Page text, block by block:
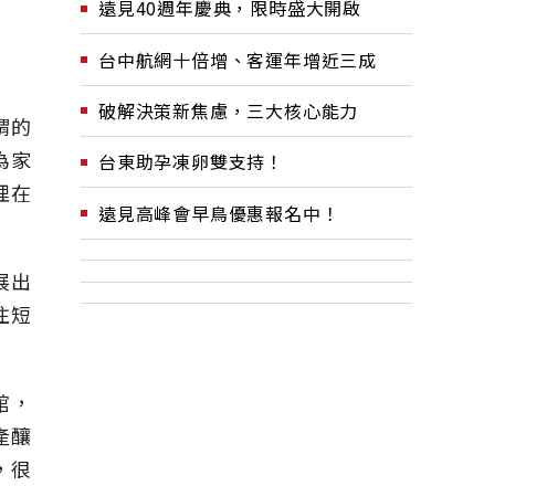
的
家
在
出
短
釀
很
遠見40週年慶典，限時盛大開啟
台中航網十倍增、客運年增近三成
破解決策新焦慮，三大核心能力
台東助孕凍卵雙支持！
遠見高峰會早鳥優惠報名中！